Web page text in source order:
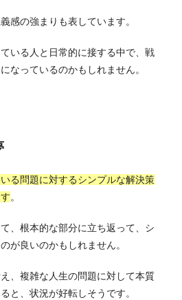
感の強まりも表しています。
いる人と日常的に接する中で、戦
なっているのかもしれません。
る問題に対するシンプルな解決策
。
、根本的な部分に立ち返って、シ
が良いのかもしれません。
、複雑な人生の問題に対して本質
と、状況が好転しそうです。